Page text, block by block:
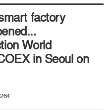
factory
World
in Seoul on
264